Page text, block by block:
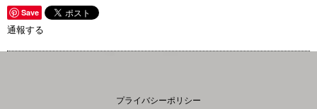
Save
通報する
プライバシーポリシー